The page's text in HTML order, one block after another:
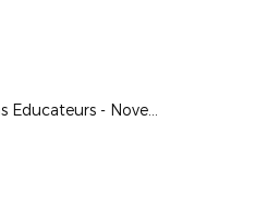
Formations Educateurs - Novembre 2017